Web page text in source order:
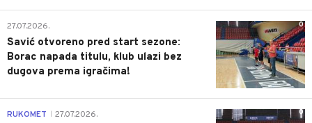
0
27.07.2026.
Savić otvoreno pred start sezone:
Borac napada titulu, klub ulazi bez
dugova prema igračima!
0
RUKOMET 27.07.2026.